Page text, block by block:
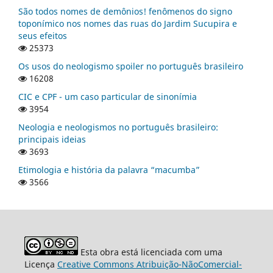
São todos nomes de demônios! fenômenos do signo
toponímico nos nomes das ruas do Jardim Sucupira e
seus efeitos
25373
Os usos do neologismo spoiler no português brasileiro
16208
CIC e CPF - um caso particular de sinonímia
3954
Neologia e neologismos no português brasileiro:
principais ideias
3693
Etimologia e história da palavra “macumba”
3566
Esta obra está licenciada com uma
Licença Creative Commons Atribuição-NãoComercial-